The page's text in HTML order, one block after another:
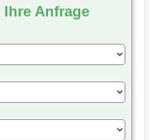
Anfrage